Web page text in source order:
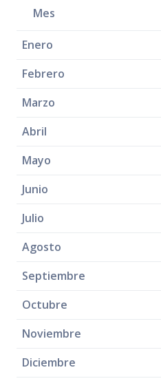
Mes
Enero
Febrero
Marzo
Abril
Mayo
Junio
Julio
Agosto
Septiembre
Octubre
Noviembre
Diciembre